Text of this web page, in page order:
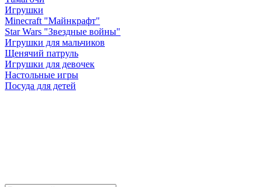
Игрушки
Minecraft "Майнкрафт"
Star Wars "Звездные войны"
Игрушки для мальчиков
Щенячий патруль
Игрушки для девочек
Настольные игры
Посуда для детей